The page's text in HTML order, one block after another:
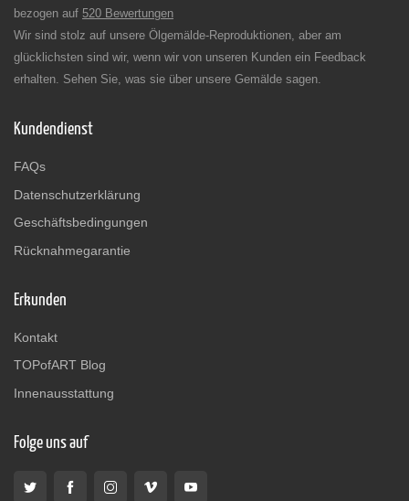
bezogen auf 520 Bewertungen
Wir sind stolz auf unsere Ölgemälde-Reproduktionen, aber am
glücklichsten sind wir, wenn wir von unseren Kunden ein Feedback
erhalten. Sehen Sie, was sie über unsere Gemälde sagen.
Kundendienst
FAQs
Datenschutzerklärung
Geschäftsbedingungen
Rücknahmegarantie
Erkunden
Kontakt
TOPofART Blog
Innenausstattung
Folge uns auf